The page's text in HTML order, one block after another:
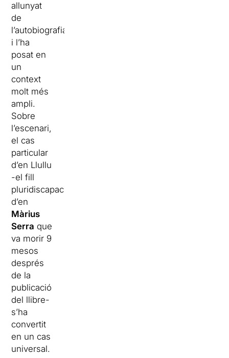
allunyat
de
l’autobiografia
i l’ha
posat en
un
context
molt més
ampli.
Sobre
l’escenari,
el cas
particular
d’en Llullu
-el fill
pluridiscapacitat
d’en
Màrius
Serra que
va morir 9
mesos
després
de la
publicació
del llibre-
s’ha
convertit
en un cas
universal.